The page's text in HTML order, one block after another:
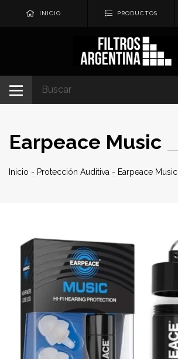
INICIO PRODUCTOS
Earpeace Music
Inicio - Protección Auditiva - Earpeace Music